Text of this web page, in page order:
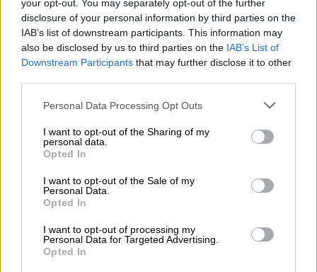
your opt-out. You may separately opt-out of the further
disclosure of your personal information by third parties on the
IAB’s list of downstream participants. This information may
also be disclosed by us to third parties on the IAB’s List of
Downstream Participants that may further disclose it to other
Please note that this website/app uses one or more Google
not limited to your visit or usage behaviour. You may click to
grant or deny consent to Google and its third-party tags to
use your data for below specified purposes in below Google
consent section.
Personal Data Processing Opt Outs
I want to opt-out of the Sharing of my
personal data.
Opted In
I want to opt-out of the Sale of my
Personal Data.
Opted In
I want to opt-out of processing my
Personal Data for Targeted Advertising.
Opted In
Οικονομία|09.08.2026 03:00
ΕΦΚΑ - ΔΥΠΑ: Ο «χάρτης» πληρωμών
έως τις 14 Αυγούστου